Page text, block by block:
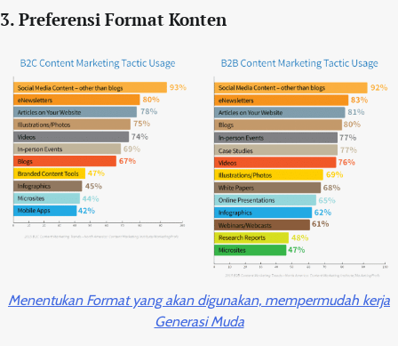
3. Preferensi Format Konten
Menentukan Format yang akan digunakan, mempermudah kerja
Generasi Muda